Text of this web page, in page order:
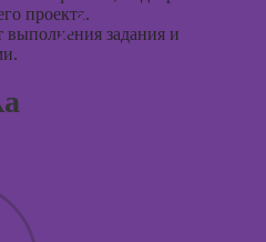
проекта.
выполнения задания и